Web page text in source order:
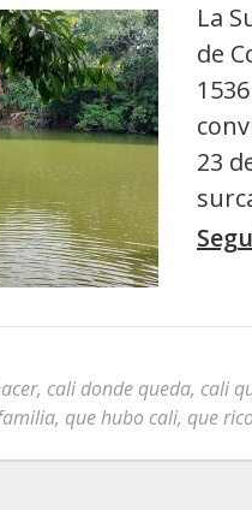
La
de
23
, cali donde queda, cali
, que hubo cali, que